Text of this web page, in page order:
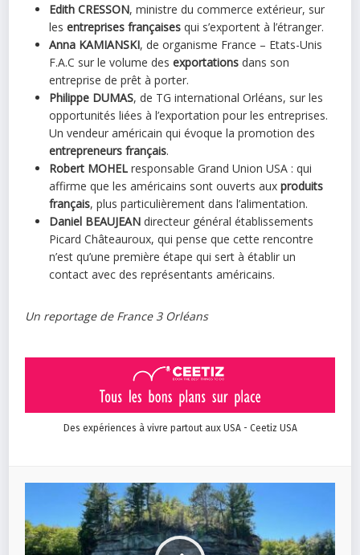
Edith CRESSON, ministre du commerce extérieur, sur
lesentreprises françaises qui s’exportent à l’étranger.
Anna KAMIANSKI, de organisme France – Etats-Unis
F.A.C sur le volume desexportations dans son
entreprise de prêt à porter.
Philippe DUMAS, de TG international Orléans, sur les
opportunités liées à l’exportation pour les entreprises.
Un vendeur américain qui évoque la promotion des
entrepreneurs français.
Robert MOHEL responsable Grand Union USA : qui
affirme que les américains sont ouverts auxproduits
français, plus particulièrement dans l’alimentation.
Daniel BEAUJEAN directeur général établissements
Picard Châteauroux, qui pense que cette rencontre
n’est qu’une première étape qui sert à établir un
contact avec des représentants américains.
Un reportage de France 3 Orléans
Des expériences à vivre partout aux USA - Ceetiz USA